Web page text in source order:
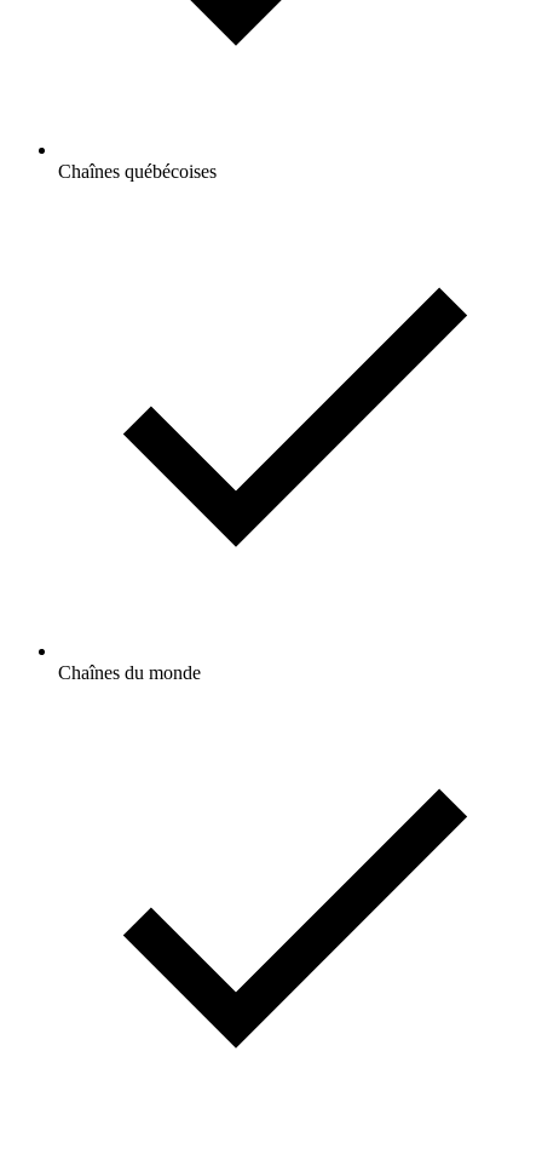
Chaînes québécoises
Chaînes du monde